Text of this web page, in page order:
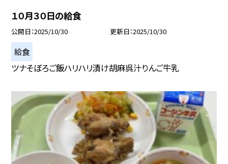
１０月３０日の給食
公開日 2025/10/30 更新日 2025/10/30
給食
ツナそぼろご飯ハリハリ漬け胡麻呉汁りんご牛乳